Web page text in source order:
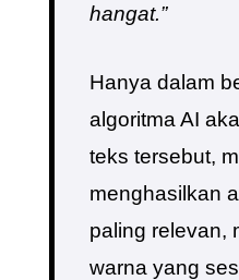
hangat.”
Hanya dalam
algoritma AI
teks tersebut,
menghasilkan
paling relevan,
warna yang